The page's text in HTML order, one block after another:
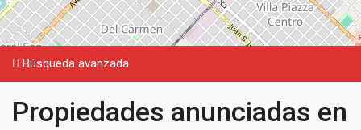
Búsqueda avanzada
Propiedades anunciadas en